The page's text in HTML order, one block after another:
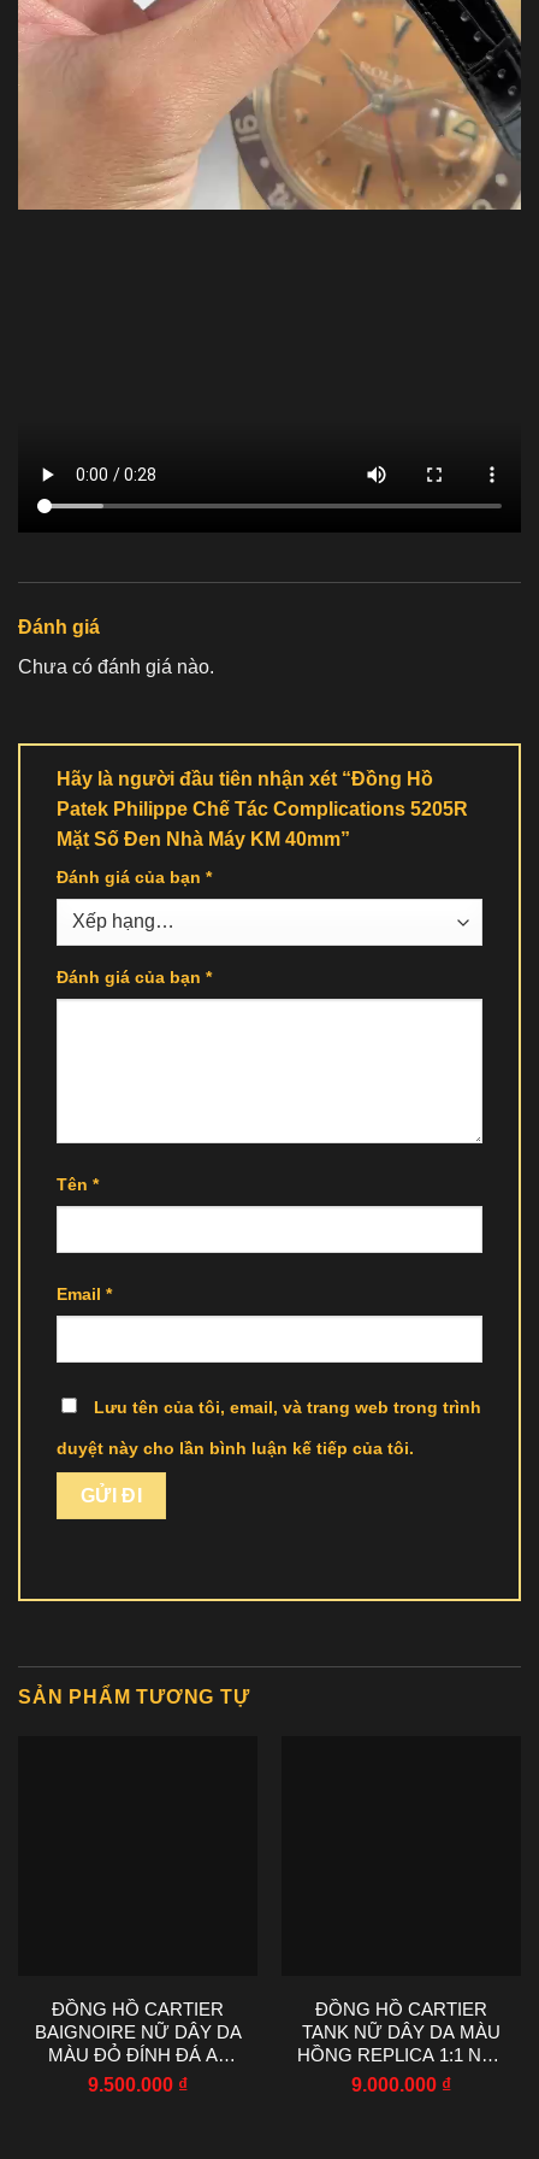
Đánh giá
Chưa có đánh giá nào.
Hãy là người đầu tiên nhận xét “Đồng Hồ
Patek Philippe Chế Tác Complications 5205R
Mặt Số Đen Nhà Máy KM 40mm”
Đánh giá của bạn *
Đánh giá của bạn *
Tên *
Email *
Lưu tên của tôi, email, và trang web trong trình
duyệt này cho lần bình luận kế tiếp của tôi.
SẢN PHẨM TƯƠNG TỰ
ĐỒNG HỒ CARTIER
BAIGNOIRE NỮ DÂY DA
MÀU ĐỎ ĐÍNH ĐÁ AF
FACTORY 23X31MM
9.500.000 ₫
ĐỒNG HỒ CARTIER
TANK NỮ DÂY DA MÀU
HỒNG REPLICA 1:1 NHÀ
MÁY AF 22X29MM
9.000.000 ₫